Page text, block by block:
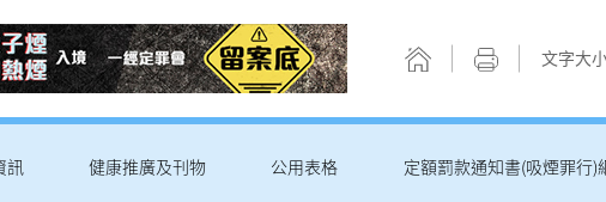
文字大
訊 健康推廣及刊物 公用表格 定額罰款通知書(吸煙罪行)